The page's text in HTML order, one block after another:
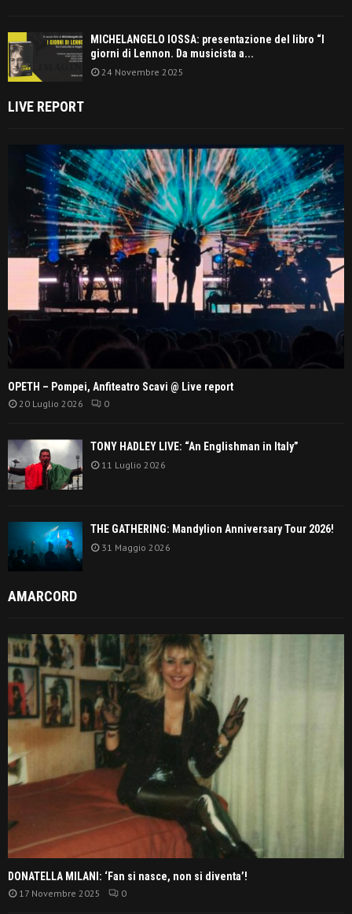
MICHELANGELO IOSSA: presentazione del libro “I
giorni di Lennon. Da musicista a...
24 Novembre 2025
LIVE REPORT
OPETH – Pompei, Anfiteatro Scavi @ Live report
20 Luglio 2026 0
TONY HADLEY LIVE: “An Englishman in Italy”
11 Luglio 2026
THE GATHERING: Mandylion Anniversary Tour 2026!
31 Maggio 2026
AMARCORD
DONATELLA MILANI: ‘Fan si nasce, non si diventa’!
17 Novembre 2025 0